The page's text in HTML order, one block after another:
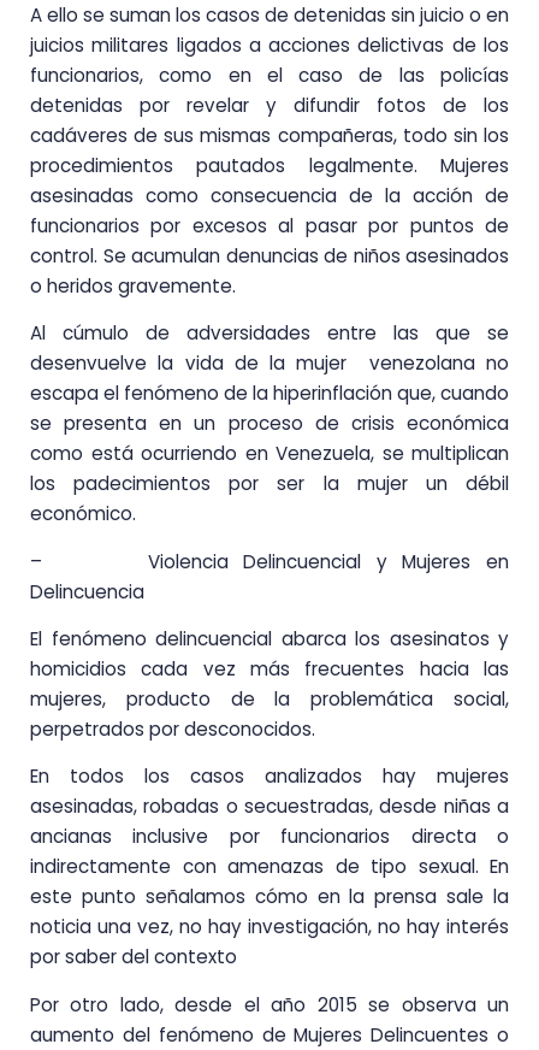
A ello se suman los casos de detenidas sin juicio o en
juicios militares ligados a acciones delictivas de los
funcionarios, como en el caso de las policías
detenidas por revelar y difundir fotos de los
cadáveres de sus mismas compañeras, todo sin los
procedimientos pautados legalmente. Mujeres
asesinadas como consecuencia de la acción de
funcionarios por excesos al pasar por puntos de
control. Se acumulan denuncias de niños asesinados
o heridos gravemente.
Al cúmulo de adversidades entre las que se
desenvuelve la vida de la mujer venezolana no
escapa el fenómeno de la hiperinflación que, cuando
se presenta en un proceso de crisis económica
como está ocurriendo en Venezuela, se multiplican
los padecimientos por ser la mujer un débil
económico.
– Violencia Delincuencial y Mujeres en
Delincuencia
El fenómeno delincuencial abarca los asesinatos y
homicidios cada vez más frecuentes hacia las
mujeres, producto de la problemática social,
perpetrados por desconocidos.
En todos los casos analizados hay mujeres
asesinadas, robadas o secuestradas, desde niñas a
ancianas inclusive por funcionarios directa o
indirectamente con amenazas de tipo sexual. En
este punto señalamos cómo en la prensa sale la
noticia una vez, no hay investigación, no hay interés
por saber del contexto
Por otro lado, desde el año 2015 se observa un
aumento del fenómeno de Mujeres Delincuentes o